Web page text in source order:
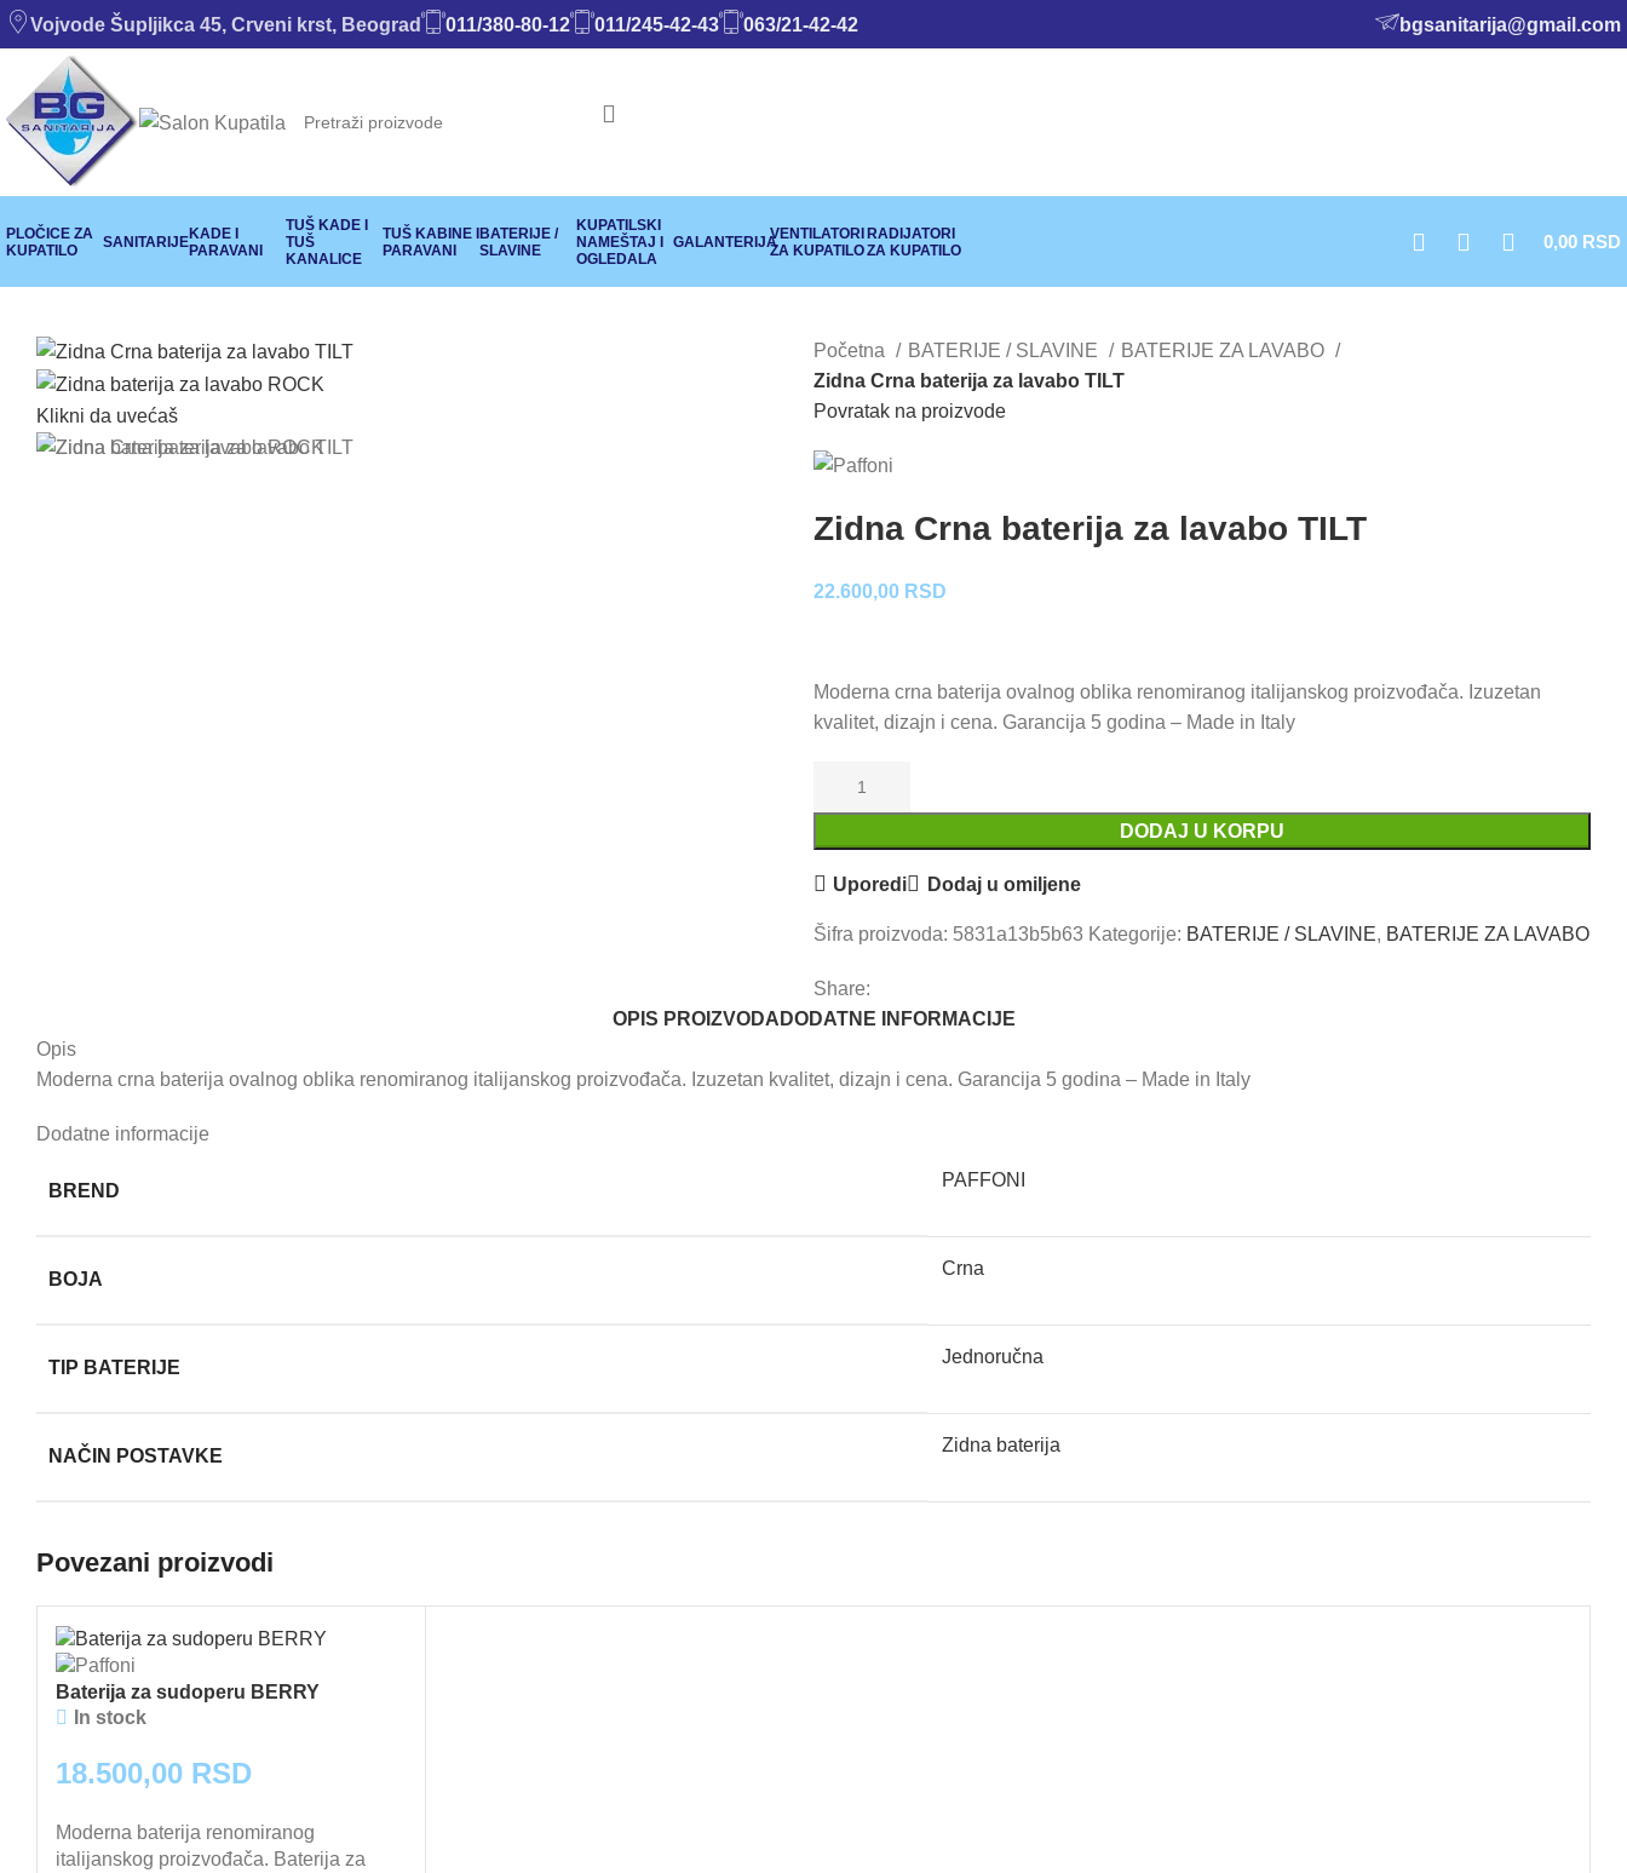
Vojvode Šupljikca 45, Crveni krst, Beograd 011/380-80-12 011/245-42-43 063/21-42-42 bgsanitarija@gmail.com
PLOČICE ZA
KUPATILO
SANITARIJEKADE I
PARAVANI
TUŠ KADE I
TUŠ
KANALICE
TUŠ KABINE I
PARAVANI
BATERIJE /
SLAVINE
KUPATILSKI
NAMEŠTAJ I
OGLEDALA
GALANTERIJAVENTILATORI
ZA KUPATILO
RADIJATORI
ZA KUPATILO
0,00 RSD
Klikni da uvećaš
Početna BATERIJE / SLAVINE
BATERIJE ZA LAVABO
Zidna Crna baterija za lavabo TILT
Povratak na proizvode
Zidna Crna baterija za lavabo TILT
22.600,00 RSD
Moderna crna baterija ovalnog oblika renomiranog italijanskog proizvođača. Izuzetan
kvalitet, dizajn i cena. Garancija 5 godina – Made in Italy
DODAJ U KORPU
Uporedi Dodaj u omiljene
Šifra proizvoda: 5831a13b5b63 Kategorije: BATERIJE / SLAVINE, BATERIJE ZA LAVABO
Share:
OPIS PROIZVODA DODATNE INFORMACIJE
Opis
Moderna crna baterija ovalnog oblika renomiranog italijanskog proizvođača. Izuzetan kvalitet, dizajn i cena. Garancija 5 godina – Made in Italy
Dodatne informacije
BREND
PAFFONI
BOJA
Crna
TIP BATERIJE
Jednoručna
NAČIN POSTAVKE
Zidna baterija
Povezani proizvodi
Baterija za sudoperu BERRY
In stock
18.500,00 RSD
Moderna baterija renomiranog
italijanskog proizvođača. Baterija za